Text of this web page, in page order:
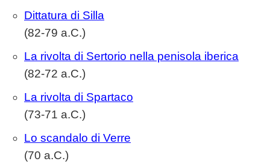
Dittatura di Silla
(82-79 a.C.)
La rivolta di Sertorio nella penisola iberica
(82-72 a.C.)
La rivolta di Spartaco
(73-71 a.C.)
Lo scandalo di Verre
(70 a.C.)